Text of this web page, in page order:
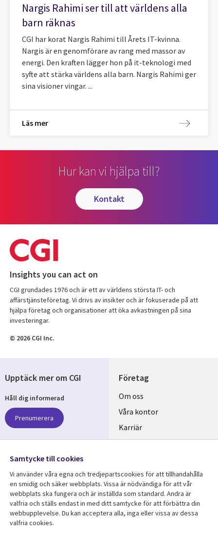
Nargis Rahimi ser till att världens alla
barn räknas
CGI har korat Nargis Rahimi till Årets IT-kvinna.
Nargis är en genomförare av rang med massor av
energi. Den kraften lägger hon på it-teknologi med
syfte att stärka världens alla barn. Nargis Rahimi ger
sina visioner vingar. ...
Läs mer
Hur kan vi hjälpa till?
kontakt
Insights you can act on
CGI grundades 1976 och är ett av världens största IT- och
affärstjänsteföretag. Vi drivs av insikter och är fokuserade på att
hjälpa företag och organisationer att öka avkastningen på sina
investeringar.
© 2026 CGI Inc.
Företag
Useful
links
SWEDEN
Om oss
Våra kontor
Karriär
Hållbarhet
Resurscenter
Upptäck mer om CGI
Håll dig informerad
Prenumerera
Följ oss
Social
Media
SWEDEN
Samtycke till cookies
Vi använder våra egna och tredjepartscookies för att tillhandahålla
en smidig och säker webbplats. Vissa är nödvändiga för att vår
webbplats ska fungera och är inställda som standard. Andra är
valfria och ställs endast in med ditt samtycke för att förbättra din
webbupplevelse. Du kan acceptera alla, inga eller vissa av dessa
valfria cookies.